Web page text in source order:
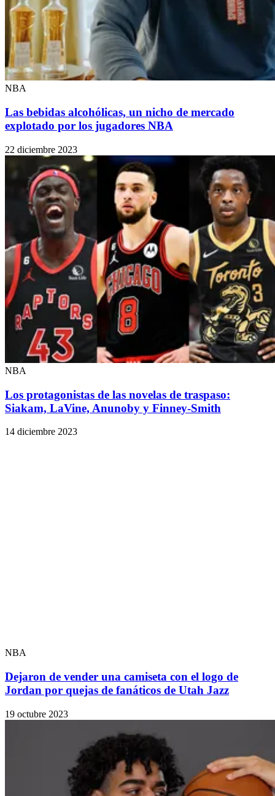
NBA
Las bebidas alcohólicas, un nicho de mercado
explotado por los jugadores NBA
22 diciembre 2023
NBA
Los protagonistas de las novelas de traspaso:
Siakam, LaVine, Anunoby y Finney-Smith
14 diciembre 2023
NBA
Dejaron de vender una camiseta con el logo de
Jordan por quejas de fanáticos de Utah Jazz
19 octubre 2023